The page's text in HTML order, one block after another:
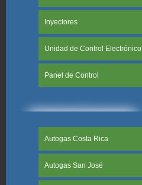
Inyectores
Unidad de Control Electrónico
Panel de Control
Autogas Costa Rica
Autogas San José